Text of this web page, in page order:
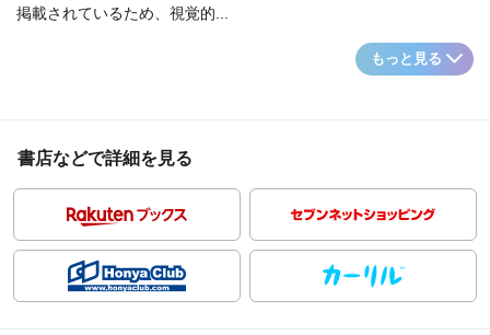
掲載されているため、視覚的...
もっと見る
書店などで詳細を見る